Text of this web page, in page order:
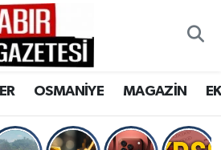
OSMANİYE MAGAZİN
Eczaneler
Yoğunluk Haritası